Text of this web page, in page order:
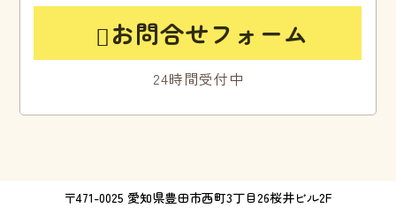
 お問合せフォーム
24時間受付中
〒471-0025 愛知県豊田市西町3丁目26桜井ビル2F